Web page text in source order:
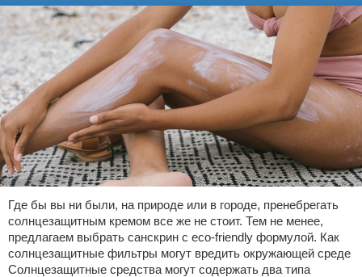
Где бы вы ни были, на природе или в городе, пренебрегать
солнцезащитным кремом все же не стоит. Тем не менее,
предлагаем выбрать санскрин с eco-friendly формулой. Как
солнцезащитные фильтры могут вредить окружающей среде
Солнцезащитные средства могут содержать два типа